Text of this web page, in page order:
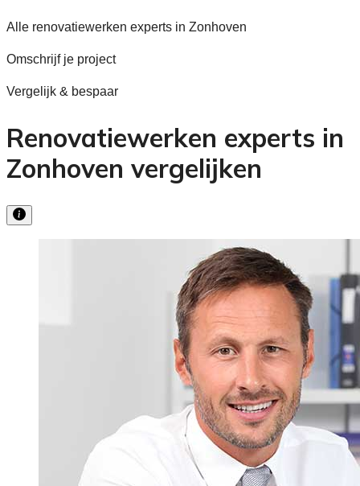
Alle renovatiewerken experts in Zonhoven
Omschrijf je project
Vergelijk & bespaar
Renovatiewerken experts in
Zonhoven vergelijken